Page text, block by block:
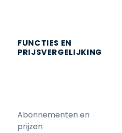
FUNCTIES EN
PRIJSVERGELIJKING
Abonnementen en
prijzen